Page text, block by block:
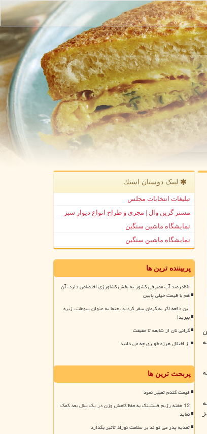
بوده که
رتبه
لینک دوستان اسنك
تبلیغات انتخابات مجلس
مستر گرین وال | مجری و طراح انواع دیوار سبز
نمایشگاه ماشین سنگین
نمایشگاه ماشین سنگین
پربیننده ترین ها
85درصد آب مصرفی کشور به بخش کشاورزی اختصاص دارد، آن
هم با قیمت خیلی پایین
این دفعه اگر به کرمان سفر کردید، حتما به عنوان سوغات، زیره
ببرید!
گرانی نان از شایعه تا حقیقت
از اختلال هرزه خواری چه می دانید
پربحث ترین ها
قیمت گندم تغییر نمود
12 هفته رژیم فستینگ به حفظ کاهش وزن در یک سال بعد کمک
نماید
تغذیه پدر می تواند بر سلامت نوزاد تأثیر بگذارد